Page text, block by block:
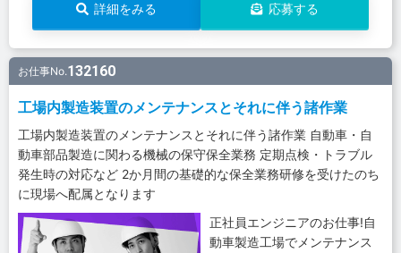
詳細をみる 応募する
お仕事No.132160
工場内製造装置のメンテナンスとそれに伴う諸作業
工場内製造装置のメンテナンスとそれに伴う諸作業 自動車・自
動車部品製造に関わる機械の保守保全業務 定期点検・トラブル
発生時の対応など 2か月間の基礎的な保全業務研修を受けたのち
に現場へ配属となります
正社員エンジニアのお仕事!自
動車製造工場でメンテナンス